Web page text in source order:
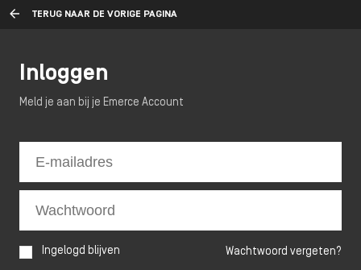
TERUG NAAR DE VORIGE PAGINA
Inloggen
Meld je aan bij je Emerce Account
Ingelogd blijven Wachtwoord vergeten?